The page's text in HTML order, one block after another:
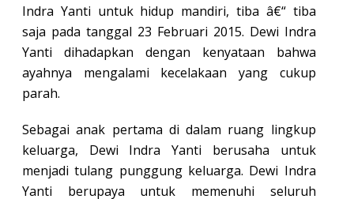
Indra Yanti untuk hidup mandiri, tiba â€“ tiba
saja pada tanggal 23 Februari 2015. Dewi Indra
Yanti dihadapkan dengan kenyataan bahwa
ayahnya mengalami kecelakaan yang cukup
parah.
Sebagai anak pertama di dalam ruang lingkup
keluarga, Dewi Indra Yanti berusaha untuk
menjadi tulang punggung keluarga. Dewi Indra
Yanti berupaya untuk memenuhi seluruh